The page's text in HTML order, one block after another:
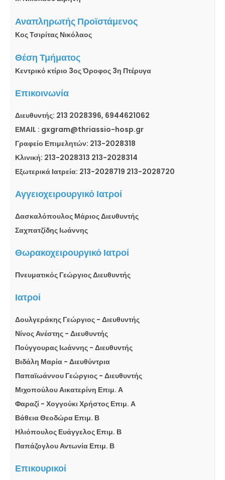
Αναπληρωτής Προϊστάμενος
Κος Τσιρίτας Νικόλαος
Θέση Τμήματος
Κεντρικό κτίριο 3ος Όροφος 3η Πτέρυγα
Επικοινωνία
Διευθυντής: 213 2028396, 6944621062
ΕΜAIL : gxgram@thriassio-hosp.gr
Γραφείο Επιμελητών: 213-2028318
Κλινική: 213-2028313 213-2028314
Εξωτερικά Ιατρεία: 213-2028719 213-2028720
Αγγειοχειρουργικό Ιατροί
Δασκαλόπουλος Μάριος Διευθυντής
Σαχπατζίδης Ιωάννης
Θωρακοχειρουργικό Ιατροί
Πνευματικός Γεώργιος Διευθυντής
Ιατροί
Δουλγεράκης Γεώργιος - Διευθυντής
Νίνος Ανέστης - Διευθυντής
Πούγγουρας Ιωάννης - Διευθυντής
Βιδάλη Μαρία - Διευθύντρια
Παπαϊωάννου Γεώργιος - Διευθυντής
Μιχοπούλου Αικατερίνη Επιμ. Α
Φαραζί - Χογγούκι Χρήστος Επιμ. Α
Βάθεια Θεοδώρα Επιμ. Β
Ηλιόπουλος Ευάγγελος Επιμ. Β
Παπάζογλου Αντωνία Επιμ. Β
Επικουρικοί